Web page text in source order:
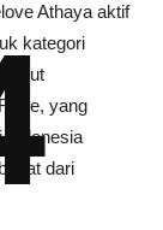
Athaya aktif
kategori
turut
yang
Indonesia
dari